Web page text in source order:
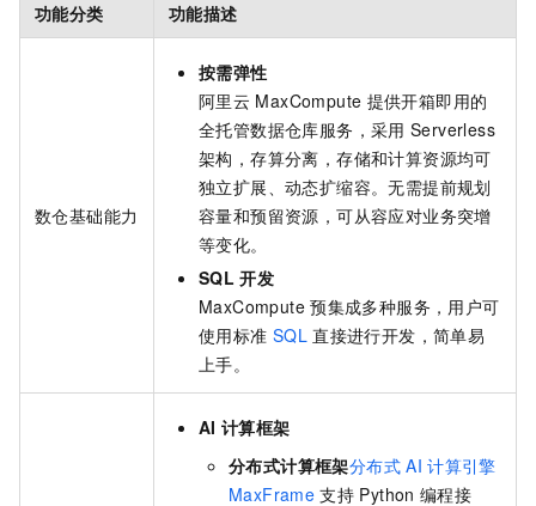
功能分类 功能描述
数仓基础能力
按需弹性
阿里云 MaxCompute 提供开箱即用的
全托管数据仓库服务，采用 Serverless
架构，存算分离，存储和计算资源均可
独立扩展、动态扩缩容。无需提前规划
容量和预留资源，可从容应对业务突增
等变化。
SQL 开发
MaxCompute 预集成多种服务，用户可
使用标准 SQL 直接进行开发，简单易
上手。
AI 计算框架
分布式计算框架分布式 AI 计算引擎
MaxFrame 支持 Python 编程接